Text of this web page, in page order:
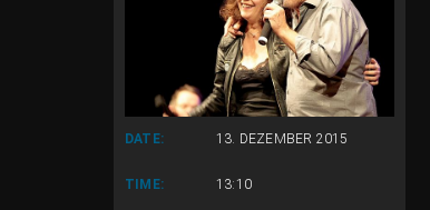
DATE: 13. DEZEMBER 2015
TIME: 13:10